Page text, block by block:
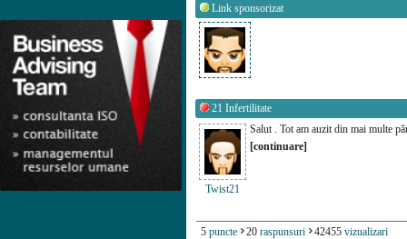
Link sponsorizat
21 Infertilitate
Twist21
Salut . Tot am auzit din mai multe
[continuare]
5 puncte 20 raspunsuri 42455 vizualizari